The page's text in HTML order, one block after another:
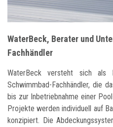
WaterBeck, Berater und
Fachhändler
WaterBeck versteht sich als
Schwimmbad-Fachhändler, die
bis zur Inbetriebnahme einer
Projekte werden individuell auf
konzipiert. Die